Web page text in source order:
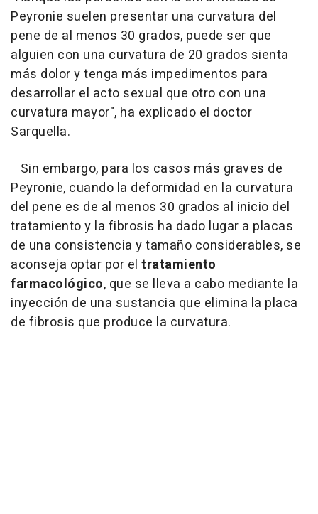
Peyronie suelen presentar una curvatura del
pene de al menos 30 grados, puede ser que
alguien con una curvatura de 20 grados sienta
más dolor y tenga más impedimentos para
desarrollar el acto sexual que otro con una
curvatura mayor", ha explicado el doctor
Sarquella.
Sin embargo, para los casos más graves de
Peyronie, cuando la deformidad en la curvatura
del pene es de al menos 30 grados al inicio del
tratamiento y la fibrosis ha dado lugar a placas
de una consistencia y tamaño considerables, se
aconseja optar por el tratamiento
farmacológico, que se lleva a cabo mediante la
inyección de una sustancia que elimina la placa
de fibrosis que produce la curvatura.